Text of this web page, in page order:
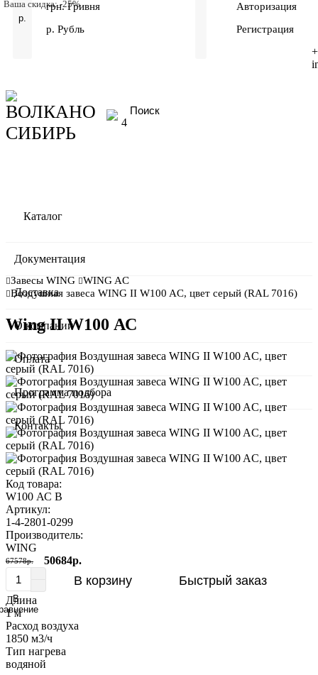
р.
грн. Гривня
р. Рубль
Авторизация
Регистрация
4
Каталог
Документация
Доставка
О компании
Оплата
Программа подбора
Контакты
Завесы WING
WING AC
Bоздушная завеса WING II W100 AC, цвет серый (RAL 7016)
Wing II W100 АС
Ваша скидка: -25%
Код товара:
W100 АС B
Артикул:
1-4-2801-0299
Производитель:
WING
67578р. 50684р.
В корзину Быстрый заказ
В
Длина
1 м
Расход воздуха
1850 м3/ч
Тип нагрева
водяной